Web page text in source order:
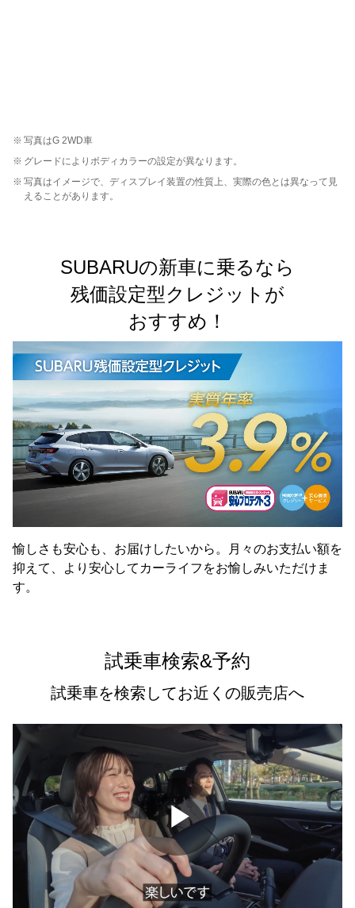
※ 写真はG 2WD車
※ グレードによりボディカラーの設定が異なります。
※ 写真はイメージで、ディスプレイ装置の性質上、実際の色とは異なって見
えることがあります。
SUBARUの新車に乗るなら
残価設定型クレジットが
おすすめ！
愉しさも安心も、お届けしたいから。月々のお支払い額を
抑えて、より安心してカーライフをお愉しみいただけま
す。
試乗車検索&予約
試乗車を検索してお近くの販売店へ
Play